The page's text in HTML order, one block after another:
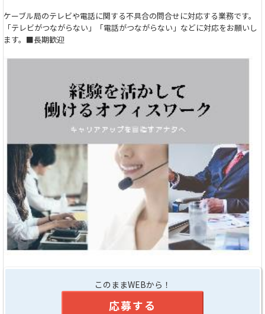
ケーブル局のテレビや電話に関する不具合の問合せに対応する業務です。
「テレビがつながらない」「電話がつながらない」などに対応をお願いし
ます。■長期歓迎
このままWEBから！
応募する